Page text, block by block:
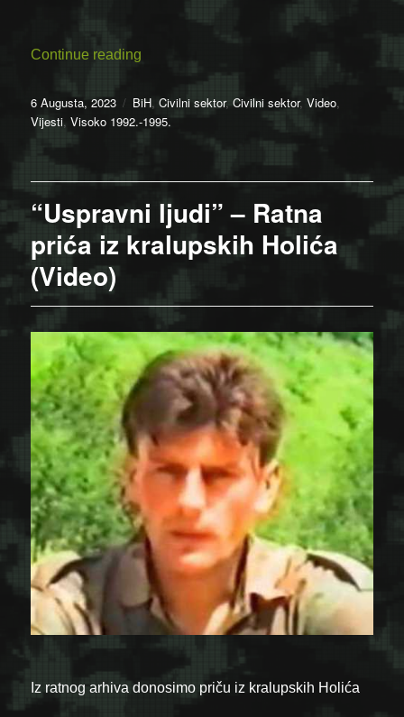
Continue reading “Kenan Jusufbašić: “Kocka je bačena”…
Posted
on
6 Augusta, 2023 Categories
BiH,Civilni sektor,Civilni sektor,Video,
Vijesti,Visoko 1992.-1995.
“Uspravni ljudi” – Ratna
prića iz kralupskih Holića
(Video)
Iz ratnog arhiva donosimo priču iz kralupskih Holića